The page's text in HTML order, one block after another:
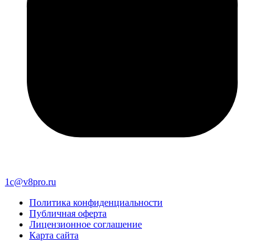
1c@v8pro.ru
Политика конфиденциальности
Публичная оферта
Лицензионное соглашение
Карта сайта